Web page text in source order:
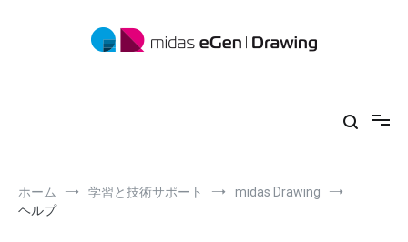
ホーム 学習と技術サポート
midas Drawing
ヘルプ